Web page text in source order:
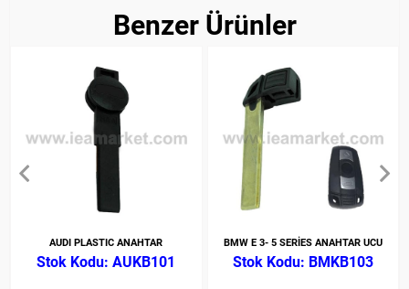
Benzer Ürünler
AUDI PLASTIC ANAHTAR
AUKB101
BMW E 3- 5 SERİES ANAHTAR UCU
BMKB103